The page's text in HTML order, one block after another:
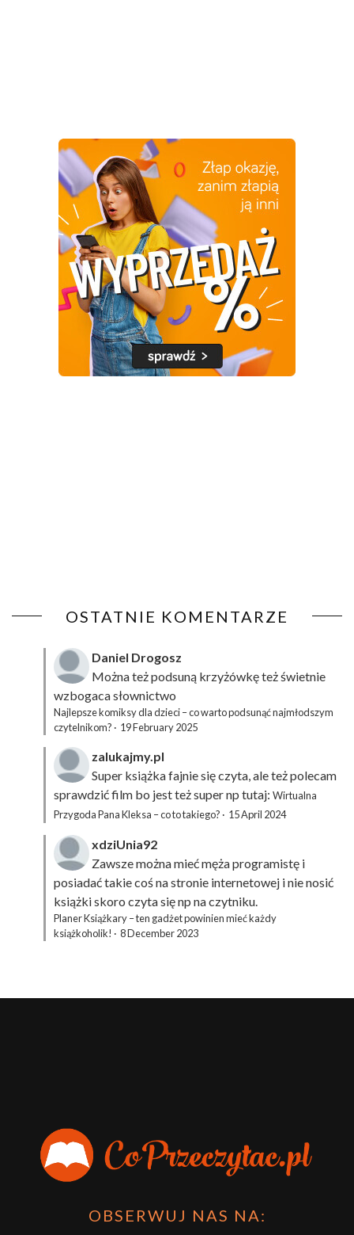
OSTATNIE KOMENTARZE
Daniel Drogosz
Można też podsuną krzyżówkęteż świetnie
wzbogaca słownictwo
Najlepsze komiksy dla dzieci – co warto podsunąć najmłodszym
czytelnikom? · 19 February 2025
zalukajmy.pl
Super książka fajnie się czyta, ale też polecam
sprawdzić film bo jest też super np tutaj: Wirtualna
Przygoda Pana Kleksa – co to takiego? · 15 April 2024
xdziUnia92
Zawsze można mieć męża programistę i
posiadać takie coś na stronie internetowej i nie nosić
książki skoro czyta się np na czytniku.
Planer Książkary – ten gadżet powinien mieć każdy
książkoholik! · 8 December 2023
OBSERWUJ NAS NA: